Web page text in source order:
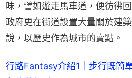
味，譬如遊走馬車道，便彷彿
政府更在街道設置大量關於建
說，以歷史作為城市的賣點。
行路Fantasy介紹1｜步行既簡